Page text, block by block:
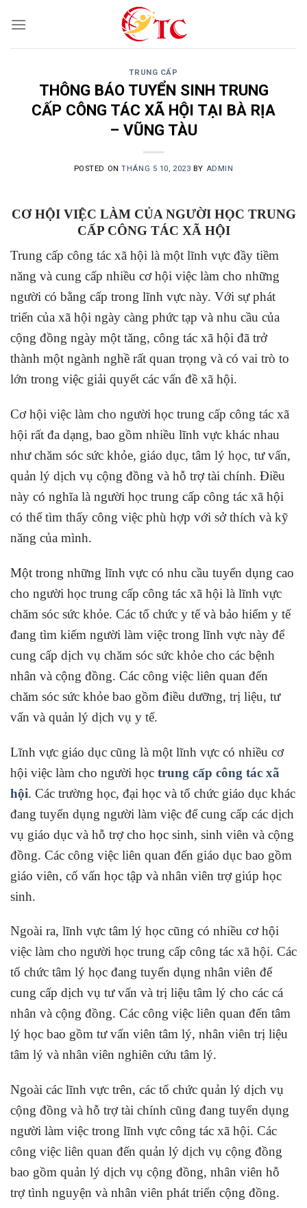
TRUNG CẤP
THÔNG BÁO TUYỂN SINH TRUNG
CẤP CÔNG TÁC XÃ HỘI TẠI BÀ RỊA
– VŨNG TÀU
POSTED ONTHÁNG 5 10, 2023 BY ADMIN
CƠ HỘI VIỆC LÀM CỦA NGƯỜI HỌC TRUNG
CẤP CÔNG TÁC XÃ HỘI
Trung cấp công tác xã hội là một lĩnh vực đầy tiềm
năng và cung cấp nhiều cơ hội việc làm cho những
người có bằng cấp trong lĩnh vực này. Với sự phát
triển của xã hội ngày càng phức tạp và nhu cầu của
cộng đồng ngày một tăng, công tác xã hội đã trở
thành một ngành nghề rất quan trọng và có vai trò to
lớn trong việc giải quyết các vấn đề xã hội.
Cơ hội việc làm cho người học trung cấp công tác xã
hội rất đa dạng, bao gồm nhiều lĩnh vực khác nhau
như chăm sóc sức khỏe, giáo dục, tâm lý học, tư vấn,
quản lý dịch vụ cộng đồng và hỗ trợ tài chính. Điều
này có nghĩa là người học trung cấp công tác xã hội
có thể tìm thấy công việc phù hợp với sở thích và kỹ
năng của mình.
Một trong những lĩnh vực có nhu cầu tuyển dụng cao
cho người học trung cấp công tác xã hội là lĩnh vực
chăm sóc sức khỏe. Các tổ chức y tế và bảo hiểm y tế
đang tìm kiếm người làm việc trong lĩnh vực này để
cung cấp dịch vụ chăm sóc sức khỏe cho các bệnh
nhân và cộng đồng. Các công việc liên quan đến
chăm sóc sức khỏe bao gồm điều dưỡng, trị liệu, tư
vấn và quản lý dịch vụ y tế.
Lĩnh vực giáo dục cũng là một lĩnh vực có nhiều cơ
hội việc làm cho người học trung cấp công tác xã
hội. Các trường học, đại học và tổ chức giáo dục khác
đang tuyển dụng người làm việc để cung cấp các dịch
vụ giáo dục và hỗ trợ cho học sinh, sinh viên và cộng
đồng. Các công việc liên quan đến giáo dục bao gồm
giáo viên, cố vấn học tập và nhân viên trợ giúp học
sinh.
Ngoài ra, lĩnh vực tâm lý học cũng có nhiều cơ hội
việc làm cho người học trung cấp công tác xã hội. Các
tổ chức tâm lý học đang tuyển dụng nhân viên để
cung cấp dịch vụ tư vấn và trị liệu tâm lý cho các cá
nhân và cộng đồng. Các công việc liên quan đến tâm
lý học bao gồm tư vấn viên tâm lý, nhân viên trị liệu
tâm lý và nhân viên nghiên cứu tâm lý.
Ngoài các lĩnh vực trên, các tổ chức quản lý dịch vụ
cộng đồng và hỗ trợ tài chính cũng đang tuyển dụng
người làm việc trong lĩnh vực công tác xã hội. Các
công việc liên quan đến quản lý dịch vụ cộng đồng
bao gồm quản lý dịch vụ cộng đồng, nhân viên hỗ
trợ tình nguyện và nhân viên phát triển cộng đồng.